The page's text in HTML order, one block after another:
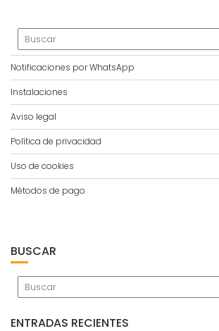
Notificaciones por WhatsApp
Instalaciones
Aviso legal
Política de privacidad
Uso de cookies
Métodos de pago
BUSCAR
ENTRADAS RECIENTES